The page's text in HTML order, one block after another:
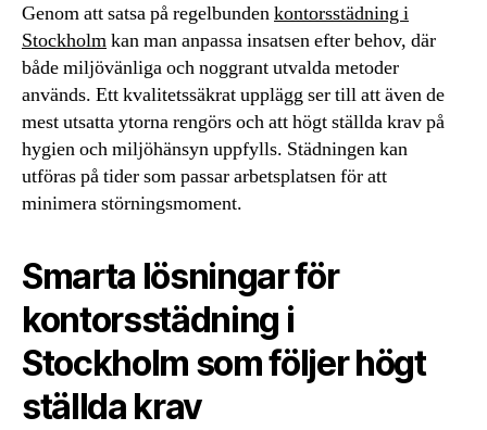
Genom att satsa på regelbundenkontorsstädning i
Stockholmkan man anpassa insatsen efter behov, där
både miljövänliga och noggrant utvalda metoder
används. Ett kvalitetssäkrat upplägg ser till att även de
mest utsatta ytorna rengörs och att högt ställda krav på
hygien och miljöhänsyn uppfylls. Städningen kan
utföras på tider som passar arbetsplatsen för att
minimera störningsmoment.
Smarta lösningar för
kontorsstädning i
Stockholm som följer högt
ställda krav